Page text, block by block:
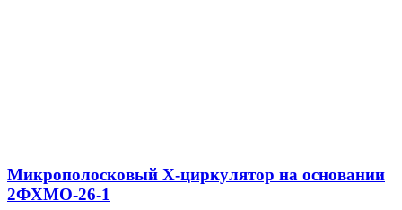
Микрополосковый X-циркулятор на основании
2ФХМО-26-1